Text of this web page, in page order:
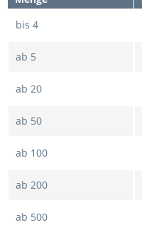
bis 4
ab 5
ab 20
ab 50
ab 100
ab 200
ab 500